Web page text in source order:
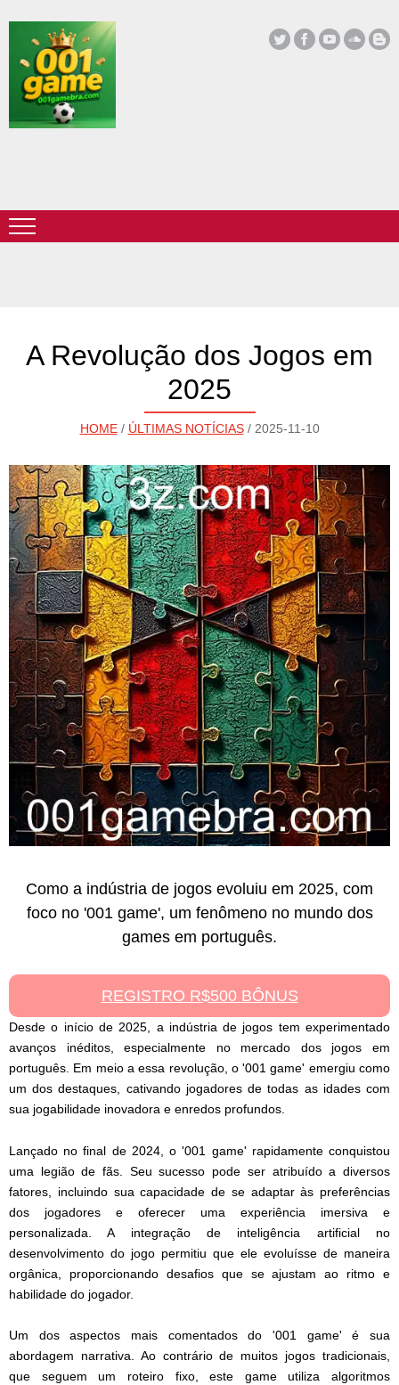
A Revolução dos Jogos em
2025
HOME/ ÚLTIMAS NOTÍCIAS/ 2025-11-10
Como a indústria de jogos evoluiu em 2025, com
foco no '001 game', um fenômeno no mundo dos
games em português.
REGISTRO R$500 BÔNUS
Desde o início de 2025, a indústria de jogos tem experimentado
avanços inéditos, especialmente no mercado dos jogos em
português. Em meio a essa revolução, o '001 game' emergiu como
um dos destaques, cativando jogadores de todas as idades com
sua jogabilidade inovadora e enredos profundos.
Lançado no final de 2024, o '001 game' rapidamente conquistou
uma legião de fãs. Seu sucesso pode ser atribuído a diversos
fatores, incluindo sua capacidade de se adaptar às preferências
dos jogadores e oferecer uma experiência imersiva e
personalizada. A integração de inteligência artificial no
desenvolvimento do jogo permitiu que ele evoluísse de maneira
orgânica, proporcionando desafios que se ajustam ao ritmo e
habilidade do jogador.
Um dos aspectos mais comentados do '001 game' é sua
abordagem narrativa. Ao contrário de muitos jogos tradicionais,
que seguem um roteiro fixo, este game utiliza algoritmos